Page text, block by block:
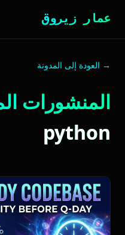
عمار زيروق
→ العودة إلى المدونة
المنشورات
python